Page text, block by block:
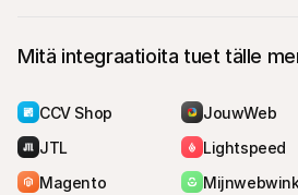
Mitä integraatioita tuet tälle
CCV Shop
JouwWeb
JTL
Lightspeed
Magento